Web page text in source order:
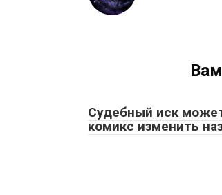
Судебный иск
комикс изменить